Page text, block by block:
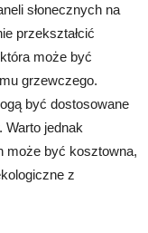
słonecznych na
przekształcić
może być
grzewczego.
być dostosowane
Warto jednak
może być kosztowna,
z